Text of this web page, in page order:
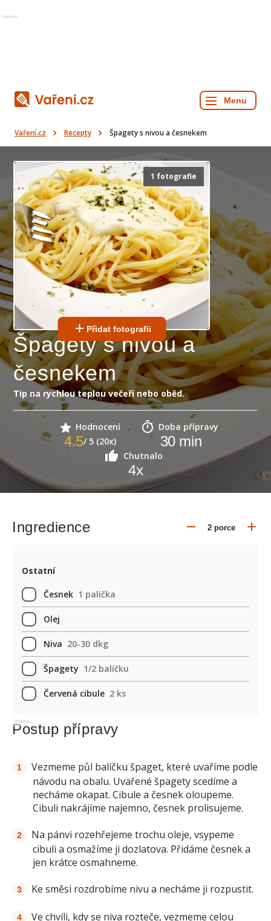
Reklama
Vaření.cz Recepty Špagety s nivou a česnekem
1 fotografie
Přidat fotografii
Špagety s nivou a
česnekem
Tip na rychlou teplou večeři nebo oběd.
Hodnocení
4.5/ 5 (20x)
Doba přípravy
30min
Chutnalo
4x
Ingredience
Ostatní
Česnek 1 palička
Olej
Niva 20-30 dkg
Špagety 1/2 balíčku
Červená cibule 2 ks
Reklama
Postup přípravy
Vezmeme půl balíčku špaget, které uvaříme podle
návodu na obalu. Uvařené špagety scedíme a
necháme okapat. Cibule a česnek oloupeme.
Cibuli nakrájíme najemno, česnek prolisujeme.
Na pánvi rozehřejeme trochu oleje, vsypeme
cibuli a osmažíme ji dozlatova. Přidáme česnek a
jen krátce osmahneme.
Ke směsi rozdrobíme nivu a necháme ji rozpustit.
Ve chvíli, kdy se niva rozteče, vezmeme celou